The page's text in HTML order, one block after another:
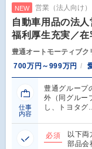
NEW 営業（法人向け）
自動車用品の法
福利厚生充実／
豊通オートモーティブ
700万円～999万円
仕事
内容
豊通グループ
外（同グルー
し、トヨタグ
必須
以下両
部品会